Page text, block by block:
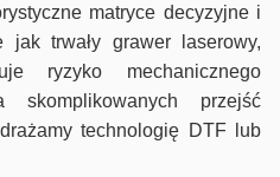
matryce decyzyjne i
jak trwały grawer laserowy,
ryzyko mechanicznego
skomplikowanych przejść
technologię DTF lub